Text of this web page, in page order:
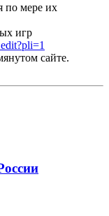
по мере их
игр
сайте.